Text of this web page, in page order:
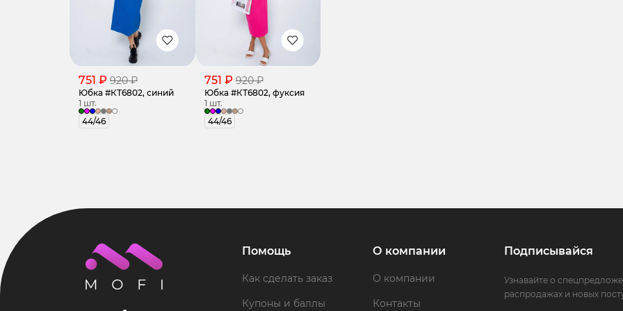
751 ₽ 920 ₽
Юбка #КТ6802, синий
1 шт.
44/46
751 ₽ 920 ₽
Юбка #КТ6802, фуксия
1 шт.
44/46
Помощь
Как сделать заказ
Купоны и баллы
О компании
О компании
Контакты
Подписывайся
Узнавайте о
распродажах и новых